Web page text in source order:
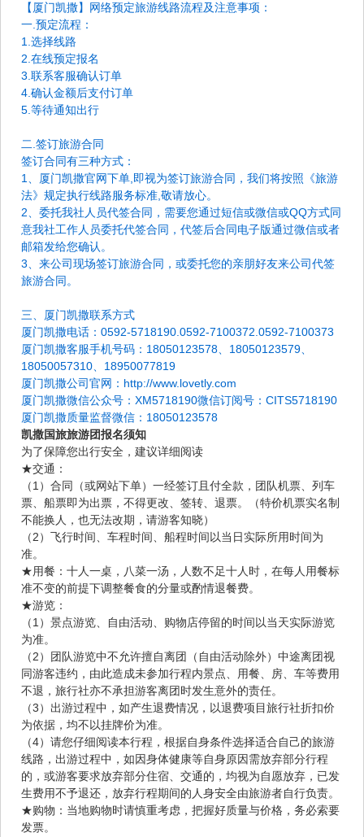
【厦门凯撒】网络预定旅游线路流程及注意事项：
一.预定流程：
1.选择线路
2.在线预定报名
3.联系客服确认订单
4.确认金额后支付订单
5.等待通知出行
二.签订旅游合同
签订合同有三种方式：
1、厦门凯撒官网下单,即视为签订旅游合同，我们将按照《旅游
法》规定执行线路服务标准,敬请放心。
2、委托我社人员代签合同，需要您通过短信或微信或QQ方式同
意我社工作人员委托代签合同，代签后合同电子版通过微信或者
邮箱发给您确认。
3、来公司现场签订旅游合同，或委托您的亲朋好友来公司代签
旅游合同。
三、厦门凯撒联系方式
厦门凯撒电话：0592-5718190.0592-7100372.0592-7100373
厦门凯撒客服手机号码：18050123578、18050123579、
18050057310、18950077819
厦门凯撒公司官网：http://www.lovetly.com
厦门凯撒微信公众号：XM5718190微信订阅号：CITS5718190
厦门凯撒质量监督微信：18050123578
凯撒国旅旅游团报名须知
为了保障您出行安全，建议详细阅读
★交通：
（1）合同（或网站下单）一经签订且付全款，团队机票、列车
票、船票即为出票，不得更改、签转、退票。（特价机票实名制
不能换人，也无法改期，请游客知晓）
（2）飞行时间、车程时间、船程时间以当日实际所用时间为
准。
★用餐：十人一桌，八菜一汤，人数不足十人时，在每人用餐标
准不变的前提下调整餐食的分量或酌情退餐费。
★游览：
（1）景点游览、自由活动、购物店停留的时间以当天实际游览
为准。
（2）团队游览中不允许擅自离团（自由活动除外）中途离团视
同游客违约，由此造成未参加行程内景点、用餐、房、车等费用
不退，旅行社亦不承担游客离团时发生意外的责任。
（3）出游过程中，如产生退费情况，以退费项目旅行社折扣价
为依据，均不以挂牌价为准。
（4）请您仔细阅读本行程，根据自身条件选择适合自己的旅游
线路，出游过程中，如因身体健康等自身原因需放弃部分行程
的，或游客要求放弃部分住宿、交通的，均视为自愿放弃，已发
生费用不予退还，放弃行程期间的人身安全由旅游者自行负责。
★购物：当地购物时请慎重考虑，把握好质量与价格，务必索要
发票。